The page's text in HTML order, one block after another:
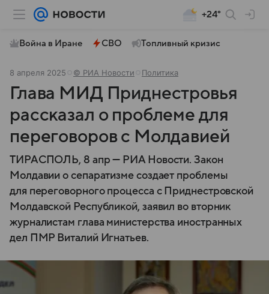
+24°
Война в Иране СВО Топливный кризис
8 апреля 2025 © РИА Новости Политика
Глава МИД Приднестровья
рассказал о проблеме для
переговоров с Молдавией
ТИРАСПОЛЬ, 8 апр — РИА Новости. Закон
Молдавии о сепаратизме создает проблемы
для переговорного процесса с Приднестровской
Молдавской Республикой, заявил во вторник
журналистам глава министерства иностранных
дел ПМР Виталий Игнатьев.